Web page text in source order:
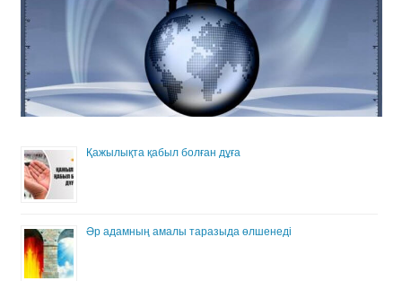
Қажылықта қабыл болған дұға
Әр адамның амалы таразыда өлшенеді